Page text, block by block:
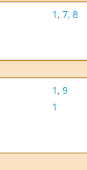
1, 7, 8
1, 9
1